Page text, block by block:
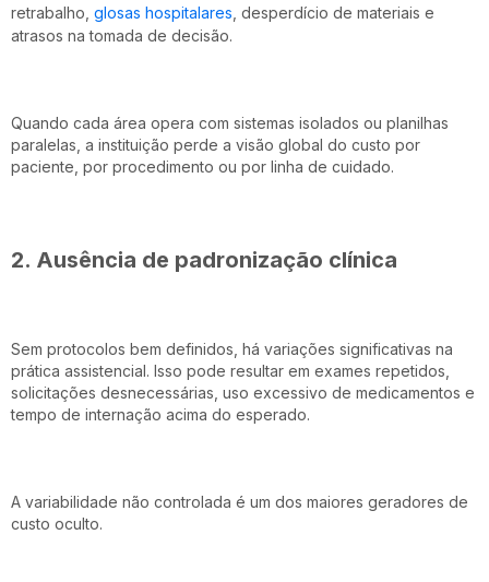
retrabalho, glosas hospitalares , desperdício de materiais e
atrasos na tomada de decisão.
Quando cada área opera com sistemas isolados ou planilhas
paralelas, a instituição perde a visão global do custo por
paciente, por procedimento ou por linha de cuidado.
2. Ausência de padronização clínica
Sem protocolos bem definidos, há variações significativas na
prática assistencial. Isso pode resultar em exames repetidos,
solicitações desnecessárias, uso excessivo de medicamentos e
tempo de internação acima do esperado.
A variabilidade não controlada é um dos maiores geradores de
custo oculto.